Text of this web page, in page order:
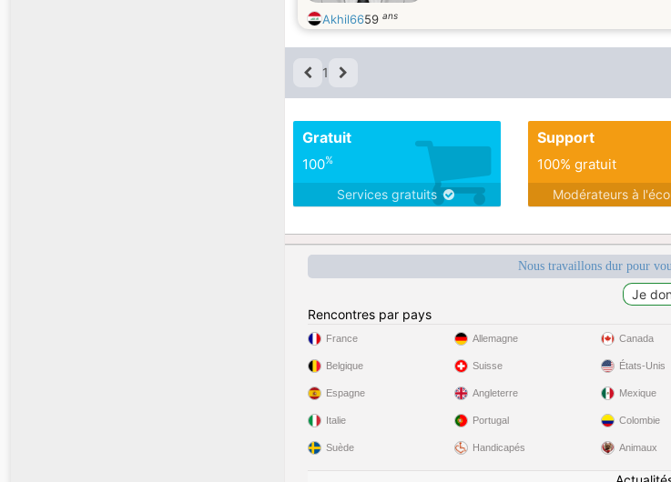
Akhil6659 ans
1
Gratuit
100%
Services gratuits
Support
100% gratuit
Modérateurs à
Nous travaillons dur pour
Rencontres par pays
France
Belgique
Espagne
Italie
Suède
Allemagne
Suisse
Angleterre
Portugal
Handicapés
Canada
États-Unis
Mexique
Colombie
Animaux